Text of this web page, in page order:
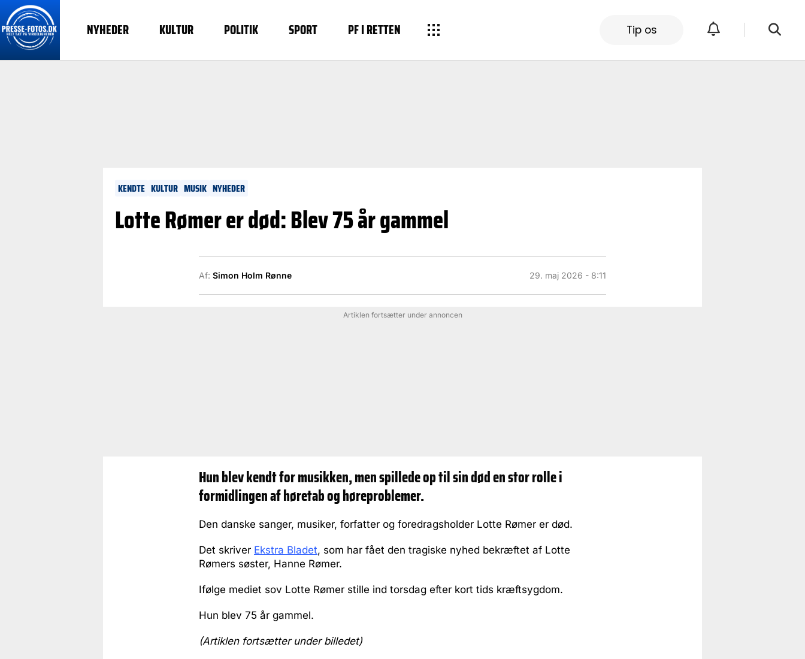
NYHEDER KULTUR POLITIK SPORT PF I RETTEN Tip os
KENDTE KULTUR MUSIK NYHEDER
Lotte Rømer er død: Blev 75 år gammel
Af: Simon Holm Rønne 29. maj 2026 - 8:11
Artiklen fortsætter under annoncen
Hun blev kendt for musikken, men spillede op til sin død en stor rolle i
formidlingen af høretab og høreproblemer.
Den danske sanger, musiker, forfatter og foredragsholder Lotte Rømer er død.
Det skriver Ekstra Bladet, som har fået den tragiske nyhed bekræftet af Lotte
Rømers søster, Hanne Rømer.
Ifølge mediet sov Lotte Rømer stille ind torsdag efter kort tids kræftsygdom.
Hun blev 75 år gammel.
(Artiklen fortsætter under billedet)